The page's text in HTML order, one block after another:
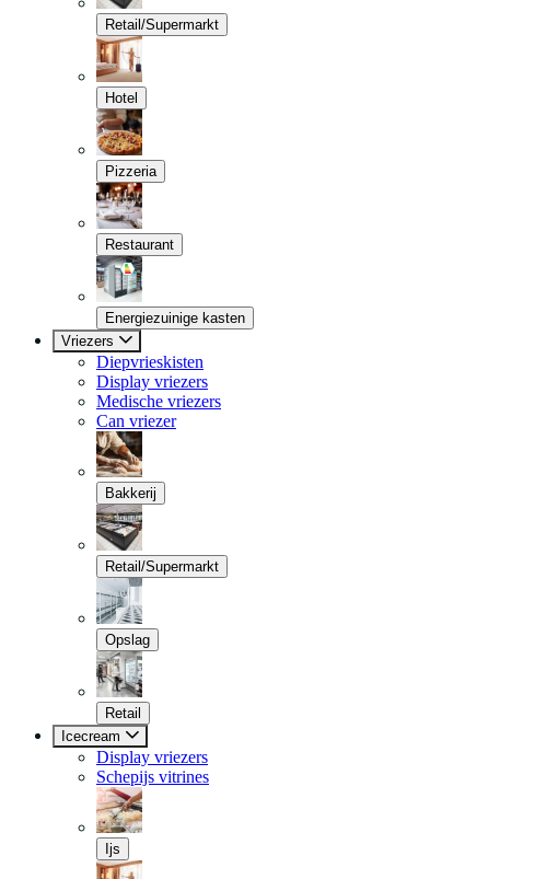
Retail/Supermarkt
Hotel
Pizzeria
Restaurant
Energiezuinige kasten
Vriezers
Diepvrieskisten
Display vriezers
Medische vriezers
Can vriezer
Bakkerij
Retail/Supermarkt
Opslag
Retail
Icecream
Display vriezers
Schepijs vitrines
Ijs